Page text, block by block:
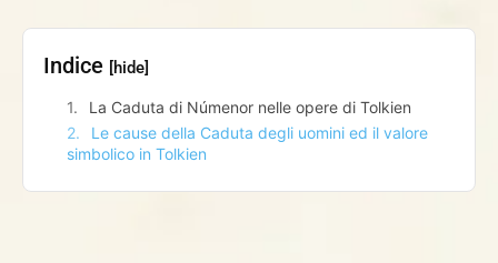
Indice [hide]
La Caduta di Númenor nelle opere di Tolkien
Le cause della Caduta degli uomini ed il valore
simbolico in Tolkien